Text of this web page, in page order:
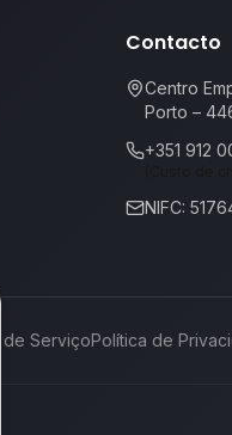
Contacto
Centro
Porto –
+351 912
NIFC:
de ServiçoPolítica de